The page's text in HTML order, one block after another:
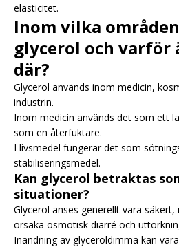
elasticitet.
Inom vilka
glycerol och varför
där?
Glycerol används inom medicin,
industrin.
Inom medicin används det som ett
som en återfuktare.
I livsmedel fungerar det som
stabiliseringsmedel.
Kan glycerol betraktas
situationer?
Glycerol anses generellt vara
orsaka osmotisk diarré och
Inandning av glyceroldimma kan